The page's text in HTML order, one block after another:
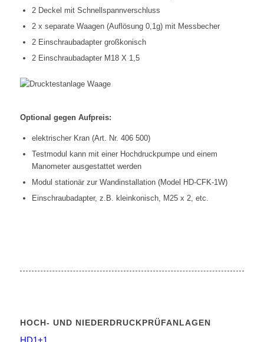
2 Deckel mit Schnellspannverschluss
2 x separate Waagen (Auflösung 0,1g) mit Messbecher
2 Einschraubadapter großkonisch
2 Einschraubadapter M18 X 1,5
Optional gegen Aufpreis:
elektrischer Kran (Art. Nr. 406 500)
Testmodul kann mit einer Hochdruckpumpe und einem
Manometer ausgestattet werden
Modul stationär zur Wandinstallation (Model HD-CFK-1W)
Einschraubadapter, z.B. kleinkonisch, M25 x 2, etc.
HOCH- UND NIEDERDRUCKPRÜFANLAGEN